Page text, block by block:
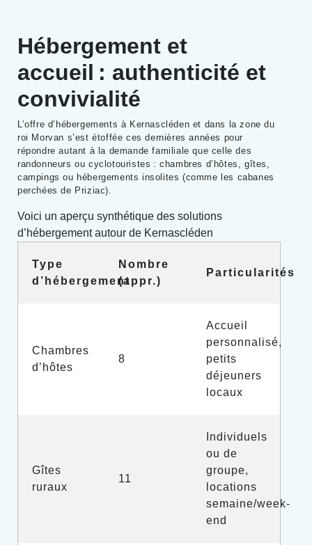
Hébergement et
accueil : authenticité et
convivialité
L’offre d’hébergements à Kernascléden et dans la zone du
roi Morvan s’est étoffée ces dernières années pour
répondre autant à la demande familiale que celle des
randonneurs ou cyclotouristes : chambres d’hôtes, gîtes,
campings ou hébergements insolites (comme les cabanes
perchées de Priziac).
Voici un aperçu synthétique des solutions
d’hébergement autour de Kernascléden
Type
d’hébergement
Nombre
(appr.)
Particularités
Chambres
d’hôtes
8
Accueil
personnalisé,
petits
déjeuners
locaux
Gîtes
ruraux
11
Individuels
ou de
groupe,
locations
semaine/week-
end